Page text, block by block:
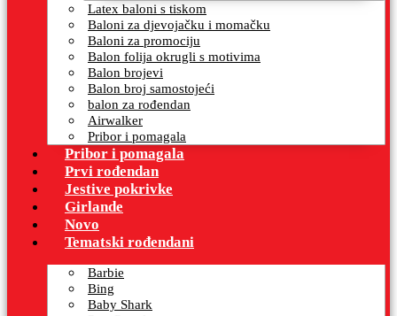
Latex baloni s tiskom
Baloni za djevojačku i momačku
Baloni za promociju
Balon folija okrugli s motivima
Balon brojevi
Balon broj samostojeći
balon za rođendan
Airwalker
Pribor i pomagala
Pribor i pomagala
Prvi rođendan
Jestive pokrivke
Girlande
Novo
Tematski rođendani
Barbie
Bing
Baby Shark